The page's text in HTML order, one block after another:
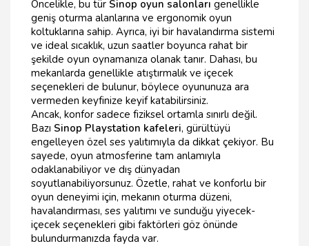
Öncelikle, bu tür Sinop oyun salonları genellikle
geniş oturma alanlarına ve ergonomik oyun
koltuklarına sahip. Ayrıca, iyi bir havalandırma sistemi
ve ideal sıcaklık, uzun saatler boyunca rahat bir
şekilde oyun oynamanıza olanak tanır. Dahası, bu
mekanlarda genellikle atıştırmalık ve içecek
seçenekleri de bulunur, böylece oyununuza ara
vermeden keyfinize keyif katabilirsiniz.
Ancak, konfor sadece fiziksel ortamla sınırlı değil.
Bazı Sinop Playstation kafeleri, gürültüyü
engelleyen özel ses yalıtımıyla da dikkat çekiyor. Bu
sayede, oyun atmosferine tam anlamıyla
odaklanabiliyor ve dış dünyadan
soyutlanabiliyorsunuz. Özetle, rahat ve konforlu bir
oyun deneyimi için, mekanın oturma düzeni,
havalandırması, ses yalıtımı ve sunduğu yiyecek-
içecek seçenekleri gibi faktörleri göz önünde
bulundurmanızda fayda var.